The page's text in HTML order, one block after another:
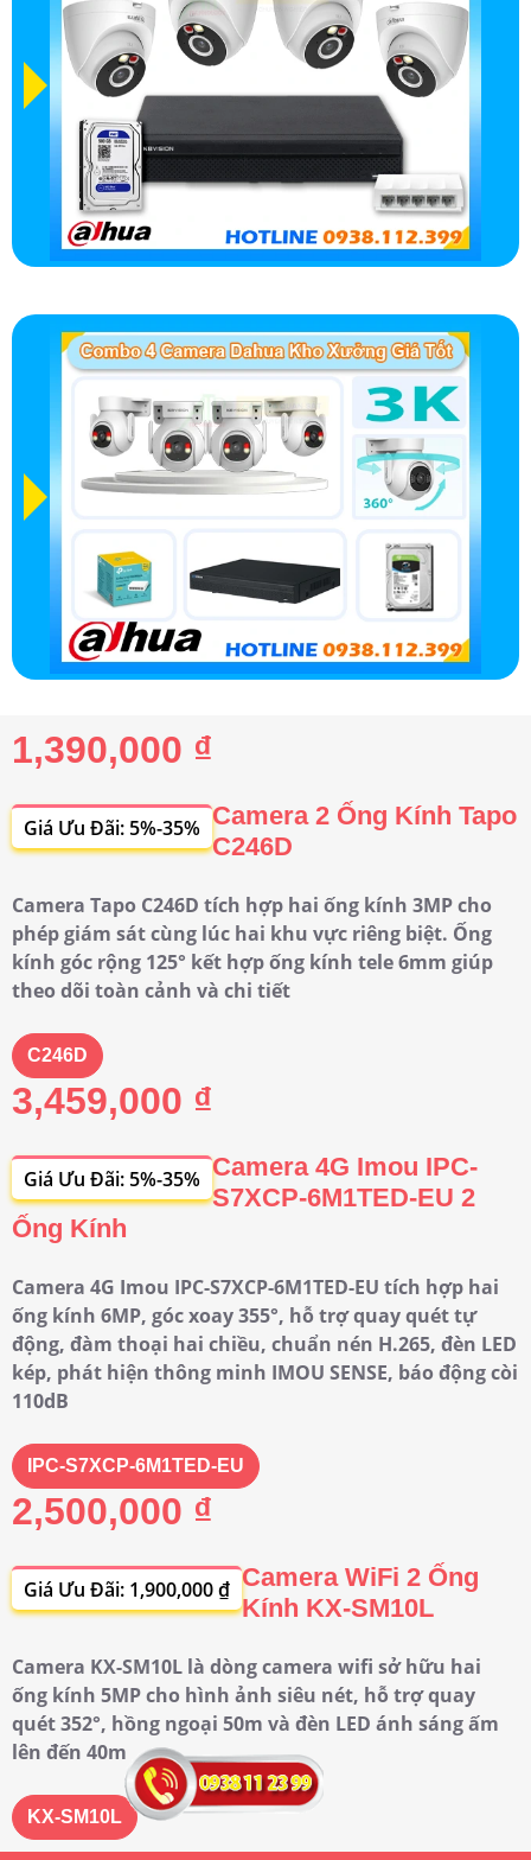
1,390,000 ₫
Giá Ưu Đãi: 5%-35% Camera 2 Ống Kính Tapo
C246D
Camera Tapo C246D tích hợp hai ống kính 3MP cho
phép giám sát cùng lúc hai khu vực riêng biệt. Ống
kính góc rộng 125° kết hợp ống kính tele 6mm giúp
theo dõi toàn cảnh và chi tiết
C246D
3,459,000 ₫
Giá Ưu Đãi: 5%-35% Camera 4G Imou IPC-
S7XCP-6M1TED-EU 2
Ống Kính
Camera 4G Imou IPC-S7XCP-6M1TED-EU tích hợp hai
ống kính 6MP, góc xoay 355°, hỗ trợ quay quét tự
động, đàm thoại hai chiều, chuẩn nén H.265, đèn LED
kép, phát hiện thông minh IMOU SENSE, báo động còi
110dB
IPC-S7XCP-6M1TED-EU
2,500,000 ₫
Giá Ưu Đãi: 1,900,000 ₫ Camera WiFi 2 Ống
Kính KX-SM10L
Camera KX-SM10L là dòng camera wifi sở hữu hai
ống kính 5MP cho hình ảnh siêu nét, hỗ trợ quay
quét 352°, hồng ngoại 50m và đèn LED ánh sáng ấm
lên đến 40m
KX-SM10L